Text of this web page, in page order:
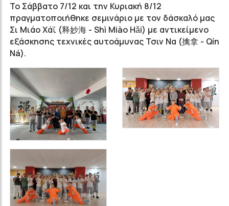
Το Σάββατο 7/12 και την Κυριακή 8/12
πραγματοποιήθηκε σεμινάριο με τον δάσκαλό μας
Σι Μιάο Χάϊ (释妙海 - Shì Miào Hǎi) με αντικείμενο
εξάσκησης τεχνικές αυτοάμυνας Τσιν Να (擒拿 - Qín
Ná).